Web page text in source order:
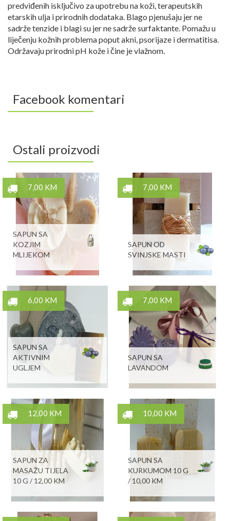
predviđenih isključivo za upotrebu na koži, terapeutskih
etarskih ulja i prirodnih dodataka. Blago pjenušaju jer ne
sadrže tenzide i blagi su jer ne sadrže surfaktante. Pomažu u
liječenju kožnih problema poput akni, psorijaze i dermatitisa.
Održavaju prirodni pH kože i čine je vlažnom.
Facebook komentari
Ostali proizvodi
7,00 KM
SAPUN SA
KOZJIM
MLIJEKOM
7,00 KM
SAPUN OD
SVINJSKE MASTI
6,00 KM
SAPUN SA
AKTIVNIM
UGLJEM
7,00 KM
SAPUN SA
LAVANDOM
12,00 KM
SAPUN ZA
MASAŽU TIJELA
10 G / 12,00 KM
10,00 KM
SAPUN SA
KURKUMOM 10 G
/ 10,00 KM